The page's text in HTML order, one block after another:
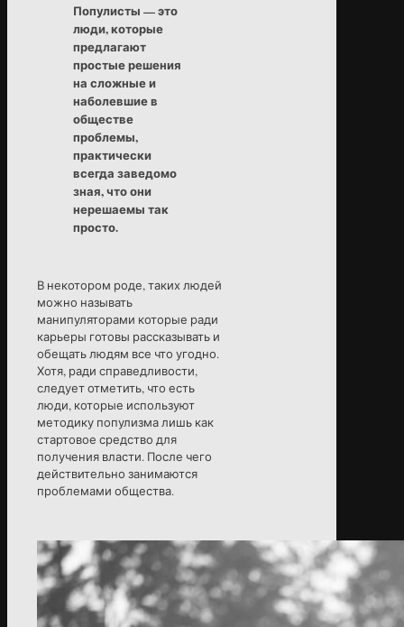
Популисты — это
люди, которые
предлагают
простые решения
на сложные и
наболевшие в
обществе
проблемы,
практически
всегда заведомо
зная, что они
нерешаемы так
просто.
В некотором роде, таких людей
можно называть
манипуляторами которые ради
карьеры готовы рассказывать и
обещать людям все что угодно.
Хотя, ради справедливости,
следует отметить, что есть
люди, которые используют
методику популизма лишь как
стартовое средство для
получения власти. После чего
действительно занимаются
проблемами общества.